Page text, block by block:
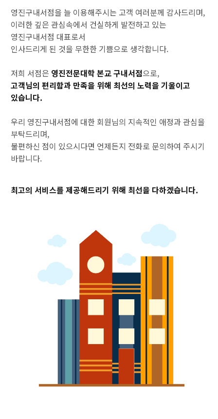
영진구내서점을 늘 이용해주시는 고객 여러분께 감사드리며,
이러한 깊은 관심속에서 건실하게 발전하고 있는
영진구내서점 대표로서
인사드리게 된 것을 무한한 기쁨으로 생각합니다.
저희 서점은 영진전문대학 본교 구내서점으로,
고객님의 편리함과 만족을 위해 최선의 노력을 기울이고
있습니다.
우리 영진구내서점에 대한 회원님의 지속적인 애정과 관심을
부탁드리며,
불편하신 점이 있으시다면 언제든지 전화로 문의하여 주시기
바랍니다.
최고의 서비스를 제공해드리기 위해 최선을 다하겠습니다.